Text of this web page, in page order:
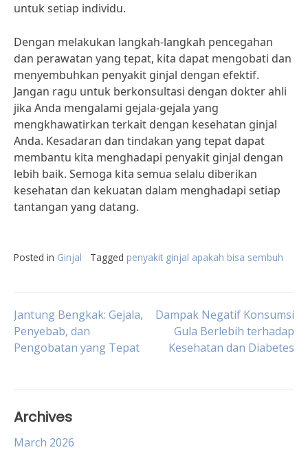
untuk setiap individu.
Dengan melakukan langkah-langkah pencegahan
dan perawatan yang tepat, kita dapat mengobati dan
menyembuhkan penyakit ginjal dengan efektif.
Jangan ragu untuk berkonsultasi dengan dokter ahli
jika Anda mengalami gejala-gejala yang
mengkhawatirkan terkait dengan kesehatan ginjal
Anda. Kesadaran dan tindakan yang tepat dapat
membantu kita menghadapi penyakit ginjal dengan
lebih baik. Semoga kita semua selalu diberikan
kesehatan dan kekuatan dalam menghadapi setiap
tantangan yang datang.
Posted in Ginjal Tagged penyakit ginjal apakah bisa sembuh
Post
navigation
Jantung Bengkak: Gejala,
Penyebab, dan
Pengobatan yang Tepat
Dampak Negatif Konsumsi
Gula Berlebih terhadap
Kesehatan dan Diabetes
Archives
March 2026